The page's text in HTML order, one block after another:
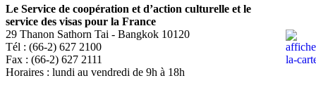
Le Service de coopération et d’action culturelle et le
service des visas pour la France
29 Thanon Sathorn Tai - Bangkok 10120
Tél : (66-2) 627 2100
Fax : (66-2) 627 2111
Horaires : lundi au vendredi de 9h à 18h